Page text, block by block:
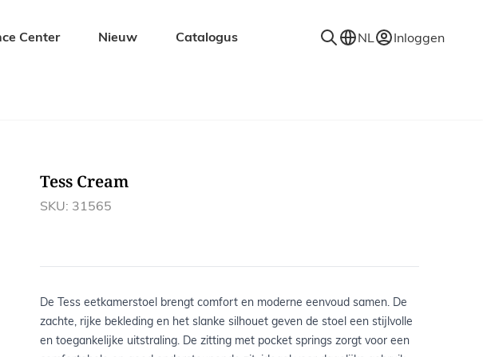
Tuinstoelen
Ligbedden
Center Nieuw Catalogus NL Inloggen
Tess Cream
SKU: 31565
De Tess eetkamerstoel brengt comfort en moderne eenvoud samen. De
zachte, rijke bekleding en het slanke silhouet geven de stoel een stijlvolle
en toegankelijke uitstraling. De zitting met pocket springs zorgt voor een